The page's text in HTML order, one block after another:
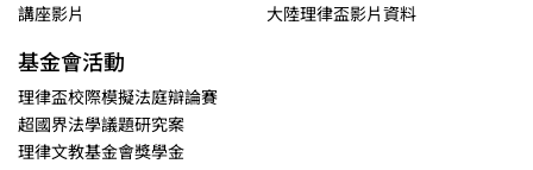
講座影片
大陸理律盃影片資料
基金會活動
理律盃校際模擬法庭辯論賽
超國界法學議題研究案
理律文教基金會獎學金